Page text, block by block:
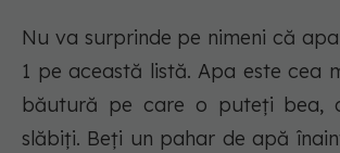
Nu va surprinde pe nimeni că
1 pe această listă. Apa este cea
băutură pe care o puteți bea,
slăbiți. Beți un pahar de apă